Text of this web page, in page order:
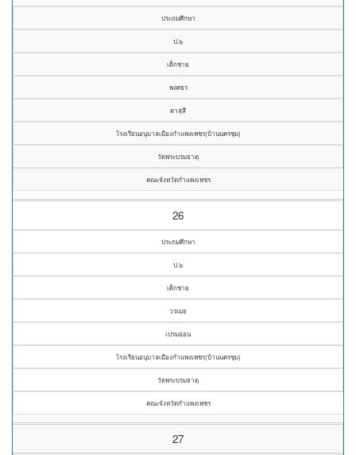
ประถมศึกษา
ป.๖
เด็กชาย
พงศธร
ตาสุสี
โรงเรียนอนุบาลเมืองกำแพงเพชร(บ้านนครชุม)
วัดพระบรมธาตุ
คณะจังหวัดกำแพงเพชร
26
ประถมศึกษา
ป.๖
เด็กชาย
วรเมธ
เปรมอ่อน
โรงเรียนอนุบาลเมืองกำแพงเพชร(บ้านนครชุม)
วัดพระบรมธาตุ
คณะจังหวัดกำแพงเพชร
27